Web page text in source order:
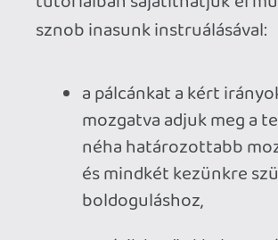
nehézségen is záporoztak a trófeát érő,
5*-os értékelések. Az ezután következő
és felsorolt feladatainkat villámgyorsan
váltogatva kell használnunk mindkét
kezünket.
Baton Sweet Symphony